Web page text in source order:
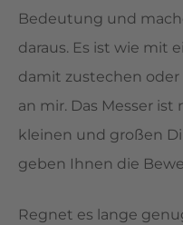
Bedeutung und
daraus. Es ist wie mit
damit zustechen oder
an mir. Das Messer ist
kleinen und großen
geben Ihnen die
Regnet es lange